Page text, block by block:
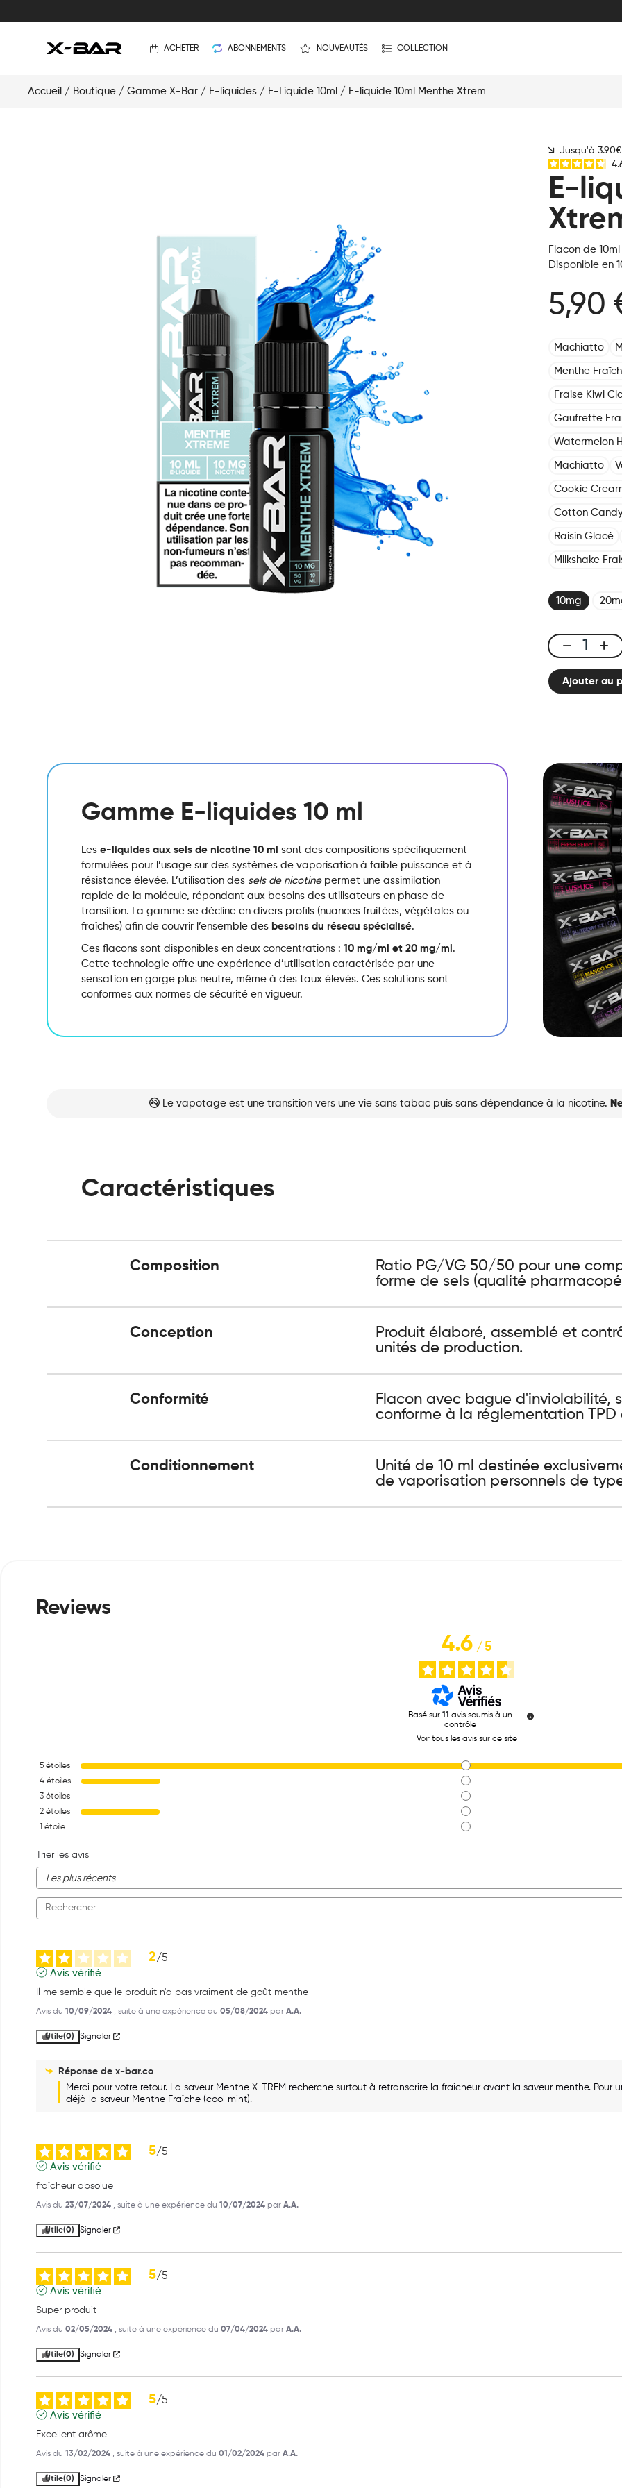
ACHETER ABONNEMENTS NOUVEAUTÉS COLLECTION
Accueil / Boutique / Gamme X-Bar / E-liquides / E-Liquide 10ml / E-liquide 10ml Menthe Xtrem
Jusqu'à
E-
Flacon de
Disponible en
5,90
Machiatto
Menthe
Fraise Kiwi
Gaufrette
Watermelon
Machiatto
Cookie
Cotton
Raisin Glacé
Milkshake
10mg
E-
liquide
10mlAjouter au
Gamme E-liquides 10 ml
Lese-liquides aux sels de nicotine 10 ml sont des compositions spécifiquement
formulées pour l’usage sur des systèmes de vaporisation à faible puissance et à
résistance élevée. L’utilisation des sels de nicotinepermet une assimilation
rapide de la molécule, répondant aux besoins des utilisateurs en phase de
transition. La gamme se décline en divers profils (nuances fruitées, végétales ou
fraîches) afin de couvrir l’ensemble des besoins du réseau spécialisé.
Ces flacons sont disponibles en deux concentrations : 10 mg/ml et 20 mg/ml .
Cette technologie offre une expérience d’utilisation caractérisée par une
sensation en gorge plus neutre, même à des taux élevés. Ces solutions sont
conformes aux normes de sécurité en vigueur.
Le vapotage est une transition vers une vie sans tabac puis sans dépendance à la nicotine.
Caractéristiques
Composition
Ratio PG/VG 50/50 pour une
forme de sels (qualité
Conception
Produit élaboré, assemblé et
unités de production.
Conformité
Flacon avec bague d'inviolabilité,
conforme à la réglementation TPD
Conditionnement
Unité de 10 ml destinée
de vaporisation personnels de
4.6/5
Basé sur 11 avis soumis à un
contrôle
Voir tous les avis sur ce site
5 étoiles
4 étoiles
3 étoiles
2 étoiles
1 étoile
Trier les avis
2/5
Avis vérifié
Il me semble que le produit n'a pas vraiment de goût menthe
Avis du 10/09/2024 , suite à une expérience du 05/08/2024 par A.A.
Utile(0) Signaler
Réponse de x-bar.co
Merci pour votre retour. La saveur Menthe X-TREM recherche surtout à retranscrire la fraicheur avant la saveur menthe. Pour
déjà la saveur Menthe Fraîche (cool mint).
5/5
Avis vérifié
fraîcheur absolue
Avis du 23/07/2024 , suite à une expérience du 10/07/2024 par A.A.
Utile(0) Signaler
5/5
Avis vérifié
Super produit
Avis du 02/05/2024 , suite à une expérience du 07/04/2024 par A.A.
Utile(0) Signaler
5/5
Avis vérifié
Excellent arôme
Avis du 13/02/2024 , suite à une expérience du 01/02/2024 par A.A.
Utile(0) Signaler